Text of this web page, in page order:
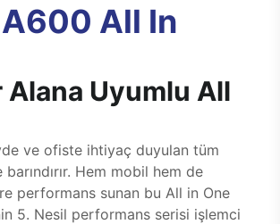
All In
Alana Uyumlu All
ve ofiste ihtiyaç duyulan tüm
Hem mobil hem de
performans sunan bu All in One
5. Nesil performans serisi işlemci